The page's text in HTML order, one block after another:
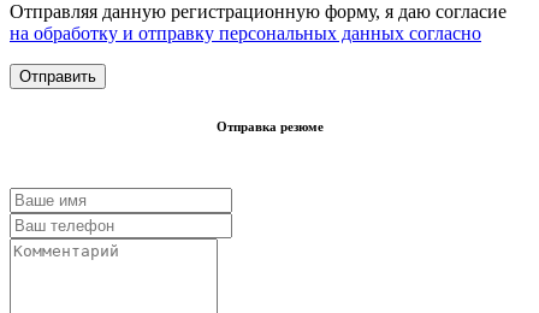
Отправляя данную регистрационную форму, я даю согласие
на обработку и отправку персональных данных согласно
Отправка резюме